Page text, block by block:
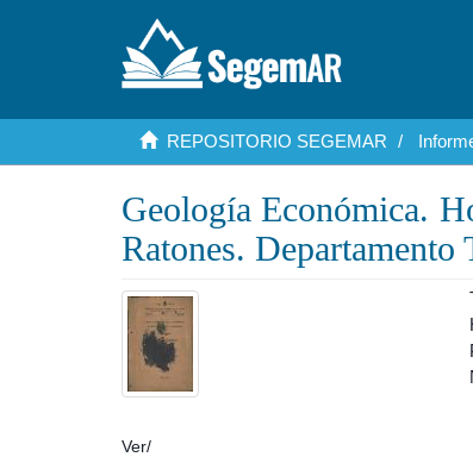
REPOSITORIO SEGEMAR
Geología Económica.
Ratones. Departamento
Ver/